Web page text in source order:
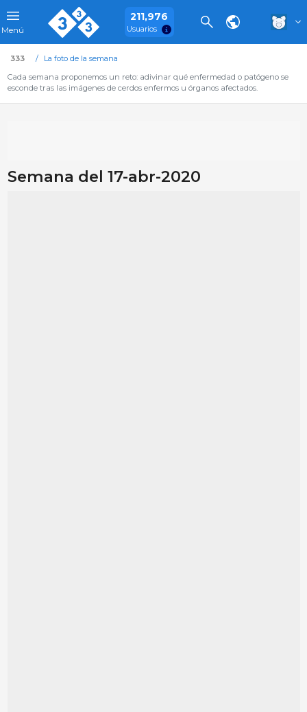
Menú
211,976
Usuarios
333
La foto de la semana
Cada semana proponemos un reto: adivinar qué enfermedad o patógeno se
esconde tras las imágenes de cerdos enfermos u órganos afectados.
Semana del 17-abr-2020